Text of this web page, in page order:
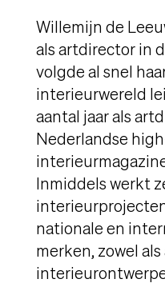
Willemijn de
als artdirector in
volgde al snel
interieurwereld
aantal jaar als
Nederlandse
Inmiddels werkt
nationale en
merken, zowel